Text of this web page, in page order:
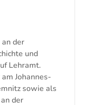
der
und
Lehramt.
Johannes-
sowie als
der